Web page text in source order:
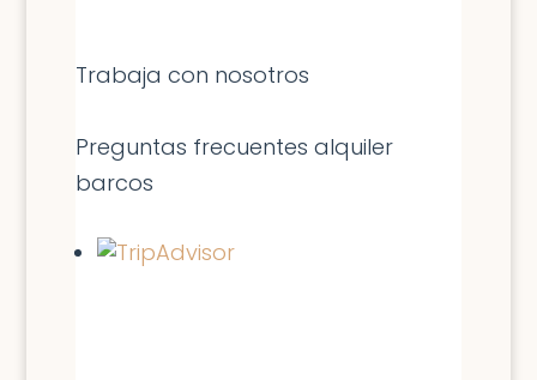
Trabaja con nosotros
Preguntas frecuentes alquiler
barcos